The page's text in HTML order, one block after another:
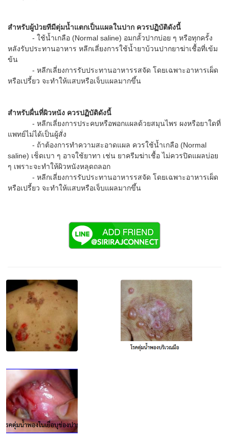
สำหรับผู้ป่วยทีมีตุ่มน้ำแตกเป็นแผลในปาก ควรปฏิบัติดังนี้
- ใช้น้ำเกลือ (Normal saline) อมกลั้วปากบ่อย ๆ หรือทุกครั้ง
หลังรับประทานอาหาร หลีกเลี่ยงการใช้น้ำยาบ้วนปากยาฆ่าเชื้อที่เข้ม
ข้น
- หลีกเลี่ยงการรับประทานอาหารรสจัด โดยเฉพาะอาหารเผ็ด
หรือเปรี้ยว จะทำให้แสบหรือเจ็บแผลมากขึ้น
สำหรับผื่นที่ผิวหนัง ควรปฏิบัติดังนี้
- หลีกเลี่ยงการประคบหรือพอกแผลด้วยสมุนไพร ผงหรือยาใดที่
แพทย์ไม่ได้เป็นผู้สั่ง
- ถ้าต้องการทำความสะอาดแผล ควรใช้น้ำเกลือ (Normal
saline) เช็ดเบา ๆ อาจใช้ยาทา เช่น ยาครีมฆ่าเชื้อ ไม่ควรปิดแผลบ่อย
ๆ เพราะจะทำให้ผิวหนังหลุดถลอก
- หลีกเลี่ยงการรับประทานอาหารรสจัด โดยเฉพาะอาหารเผ็ด
หรือเปรี้ยว จะทำให้แสบหรือเจ็บแผลมากขึ้น